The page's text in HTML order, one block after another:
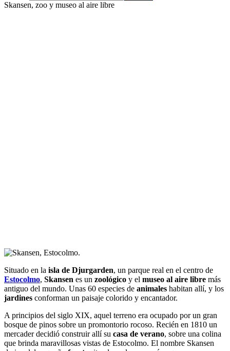
Skansen, zoo y museo al aire libre
Situado en la isla de Djurgarden, un parque real en el centro de
Estocolmo, Skansen es un zoológico y el museo al aire libre más
antiguo del mundo. Unas 60 especies de animales habitan allí, y los
jardines conforman un paisaje colorido y encantador.
A principios del siglo XIX, aquel terreno era ocupado por un gran
bosque de pinos sobre un promontorio rocoso. Recién en 1810 un
mercader decidió construir allí su casa de verano, sobre una colina
que brinda maravillosas vistas de Estocolmo. El nombre Skansen